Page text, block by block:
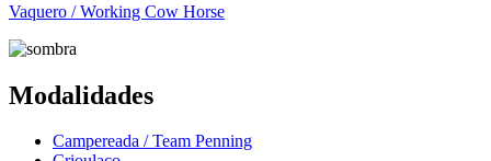
Vaquero / Working Cow Horse
Modalidades
Campereada / Team Penning